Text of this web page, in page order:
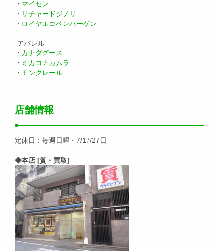
・ マイセン
・ リチャードジノリ
・ ロイヤルコペンハーゲン
-アパレル-
・ カナダグース
・ ミカコナカムラ
・ モンクレール
店舗情報
定休日：毎週日曜・7/17/27日
◆本店 [質・買取]